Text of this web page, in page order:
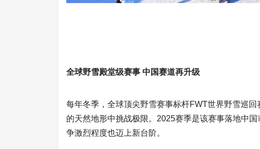
全球野雪殿堂级赛事 中国赛道再升级
每年冬季，全球顶尖野雪赛事标杆FWT世界野雪巡
的天然地形中挑战极限。2025赛季是该赛事落地中
争激烈程度也迈上新台阶。